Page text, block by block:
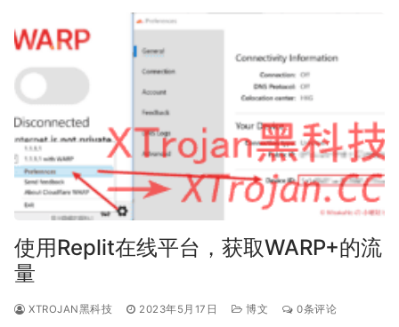
使用Replit在线平台，获取WARP+的流
量
XTROJAN黑科技 2023年5月17日 博文 0条评论